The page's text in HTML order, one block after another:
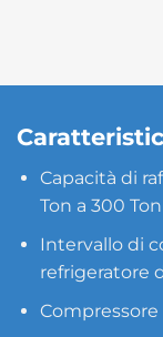
Capacità di
Ton a 300 Ton
Intervallo di
refrigeratore